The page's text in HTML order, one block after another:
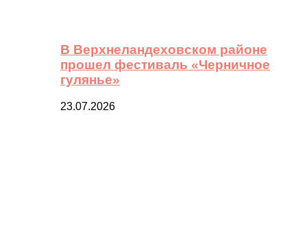
В Верхнеландеховском районе
прошел фестиваль «Черничное
гулянье»
23.07.2026